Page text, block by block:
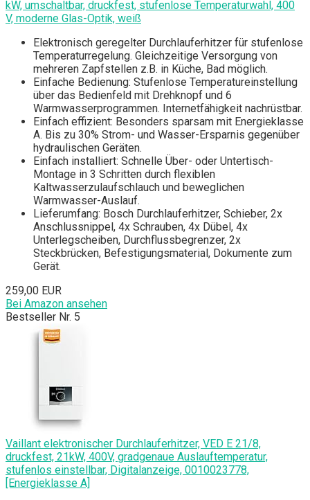
kW, umschaltbar, druckfest, stufenlose Temperaturwahl, 400
V, moderne Glas-Optik, weiß
Elektronisch geregelter Durchlauferhitzer für stufenlose
Temperaturregelung. Gleichzeitige Versorgung von
mehreren Zapfstellen z.B. in Küche, Bad möglich.
Einfache Bedienung: Stufenlose Temperatureinstellung
über das Bedienfeld mit Drehknopf und 6
Warmwasserprogrammen. Internetfähigkeit nachrüstbar.
Einfach effizient: Besonders sparsam mit Energieklasse
A. Bis zu 30% Strom- und Wasser-Ersparnis gegenüber
hydraulischen Geräten.
Einfach installiert: Schnelle Über- oder Untertisch-
Montage in 3 Schritten durch flexiblen
Kaltwasserzulaufschlauch und beweglichen
Warmwasser-Auslauf.
Lieferumfang: Bosch Durchlauferhitzer, Schieber, 2x
Anschlussnippel, 4x Schrauben, 4x Dübel, 4x
Unterlegscheiben, Durchflussbegrenzer, 2x
Steckbrücken, Befestigungsmaterial, Dokumente zum
Gerät.
259,00 EUR
Bei Amazon ansehen
Bestseller Nr. 5
Vaillant elektronischer Durchlauferhitzer, VED E 21/8,
druckfest, 21kW, 400V, gradgenaue Auslauftemperatur,
stufenlos einstellbar, Digitalanzeige, 0010023778,
[Energieklasse A]